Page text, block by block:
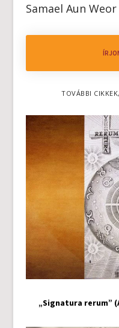
Samael Aun Weor
TOVÁBBI
„Signatura rerum”